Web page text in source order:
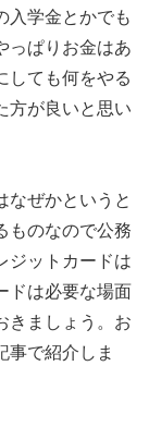
入学金とかでも
っぱりお金はあ
しても何をやる
方が良いと思い
なぜかというと
ものなので公務
ジットカードは
ドは必要な場面
きましょう。お
事で紹介しま